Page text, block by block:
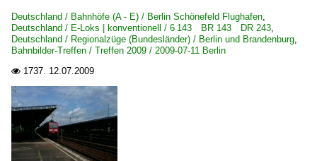
Deutschland / Bahnhöfe (A - E) / Berlin Schönefeld Flughafen,
Deutschland / E-Loks | konventionell / 6 143 BR 143 DR 243,
Deutschland / Regionalzüge (Bundesländer) / Berlin und Brandenburg,
Bahnbilder-Treffen / Treffen 2009 / 2009-07-11 Berlin
 1737. 12.07.2009